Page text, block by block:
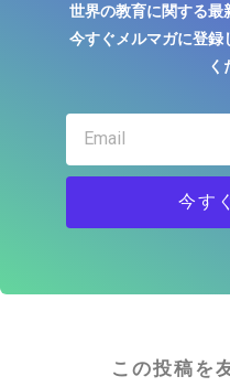
世界の教育に関する最
今すぐメルマガに登録
く
今す
この投稿を